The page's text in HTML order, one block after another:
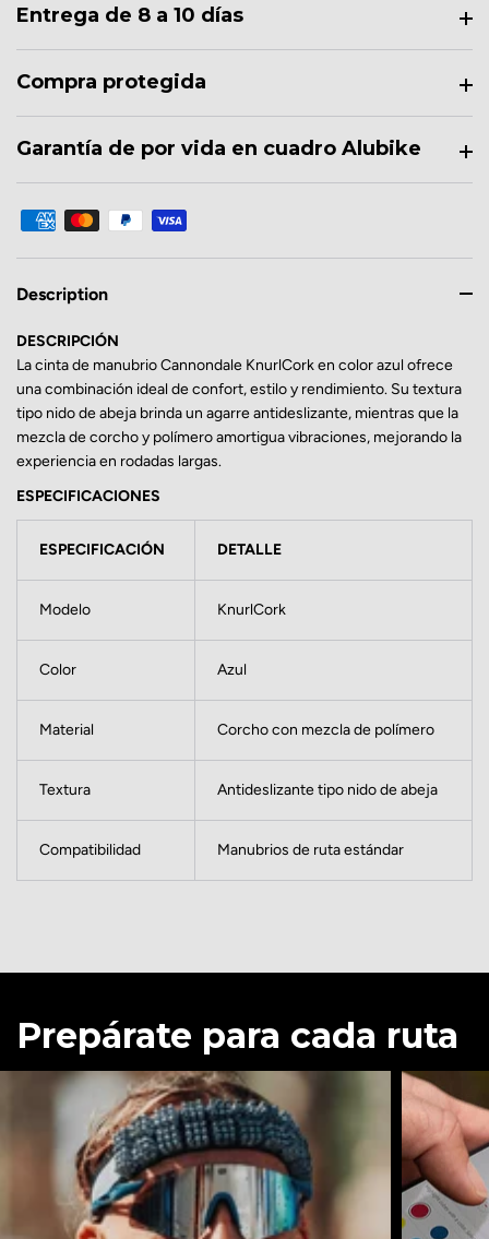
Entrega de 8 a 10 días
Compra protegida
Garantía de por vida en cuadro Alubike
Description
DESCRIPCIÓN
La cinta de manubrio Cannondale KnurlCork en color azul ofrece
una combinación ideal de confort, estilo y rendimiento. Su textura
tipo nido de abeja brinda un agarre antideslizante, mientras que la
mezcla de corcho y polímero amortigua vibraciones, mejorando la
experiencia en rodadas largas.
ESPECIFICACIONES
ESPECIFICACIÓN DETALLE
Modelo KnurlCork
Color Azul
Material Corcho con mezcla de polímero
Textura Antideslizante tipo nido de abeja
Compatibilidad Manubrios de ruta estándar
Prepárate para cada ruta